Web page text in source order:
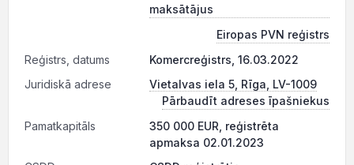
maksātājus
Eiropas PVN reģistrs
Reģistrs, datums
Komercreģistrs, 16.03.2022
Juridiskā adrese
Vietalvas iela 5, Rīga, LV-1009
Pārbaudīt adreses īpašniekus
Pamatkapitāls
350 000 EUR, reģistrēta
apmaksa 02.01.2023